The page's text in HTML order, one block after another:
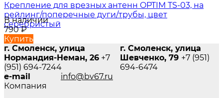
Крепление для врезных антенн OPTIM TS-03, на
рейлинг/поперечные дуги/трубы, цвет
серебристый
В наличии
790₽
Купить
г. Смоленск, улица
Нормандия-Неман, 26 +7
(951) 694-7244
г. Смоленск, улица
Шевченко, 79 +7 (951)
694-6474
e-mail
info@bv67.ru
Компания